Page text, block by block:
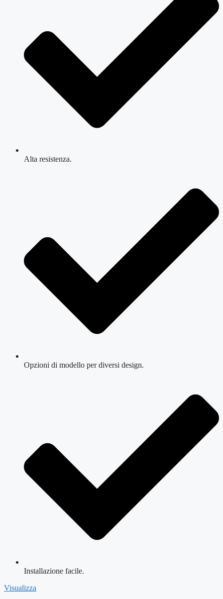
Alta resistenza.
Opzioni di modello per diversi design.
Installazione facile.
Visualizza